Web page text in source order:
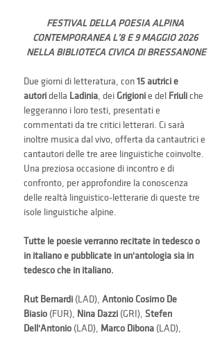
FESTIVAL DELLA POESIA ALPINA
CONTEMPORANEA L’8 E 9 MAGGIO 2026
NELLA BIBLIOTECA CIVICA DI BRESSANONE
Due giorni di letteratura, con 15 autrici e
autori della Ladinia, dei Grigioni e del Friuli che
leggeranno i loro testi, presentati e
commentati da tre critici letterari. Ci sarà
inoltre musica dal vivo, offerta da cantautrici e
cantautori delle tre aree linguistiche coinvolte.
Una preziosa occasione di incontro e di
confronto, per approfondire la conoscenza
delle realtà linguistico-letterarie di queste tre
isole linguistiche alpine.
Tutte le poesie verranno recitate in tedesco o
in italiano e pubblicate in un'antologia sia in
tedesco che in italiano.
Rut Bernardi (LAD), Antonio Cosimo De
Biasio (FUR), Nina Dazzi (GRI), Stefen
Dell'Antonio (LAD), Marco Dibona (LAD),